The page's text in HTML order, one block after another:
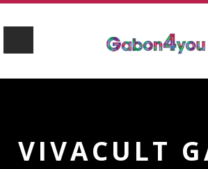
VIVACULT